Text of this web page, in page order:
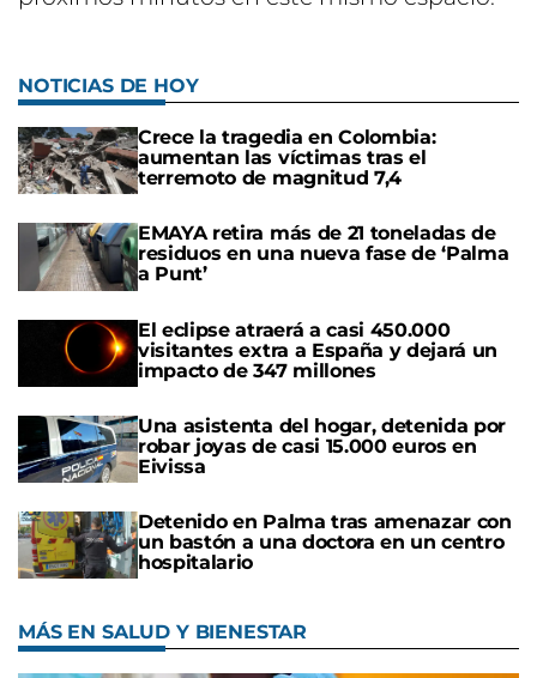
NOTICIAS DE HOY
Crece la tragedia en Colombia:
aumentan las víctimas tras el
terremoto de magnitud 7,4
EMAYA retira más de 21 toneladas de
residuos en una nueva fase de ‘Palma
a Punt’
El eclipse atraerá a casi 450.000
visitantes extra a España y dejará un
impacto de 347 millones
Una asistenta del hogar, detenida por
robar joyas de casi 15.000 euros en
Eivissa
Detenido en Palma tras amenazar con
un bastón a una doctora en un centro
hospitalario
MÁS EN SALUD Y BIENESTAR